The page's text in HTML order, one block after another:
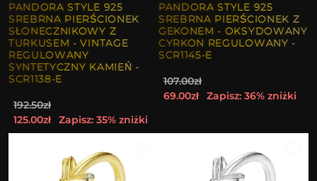
PANDORA STYLE 925
SREBRNA PIERŚCIONEK
SŁONECZNIKOWY Z
TURKUSEM - VINTAGE
REGULOWANY
SYNTETYCZNY KAMIEŃ -
SCR1138-E
192.50zł
125.00zł
Zapisz: 35% zniżki
PANDORA STYLE 925
SREBRNA PIERŚCIONEK Z
GEKONEM - OKSYDOWANY
CYRKON REGULOWANY -
SCR1145-E
107.00zł
69.00zł
Zapisz: 36% zniżki